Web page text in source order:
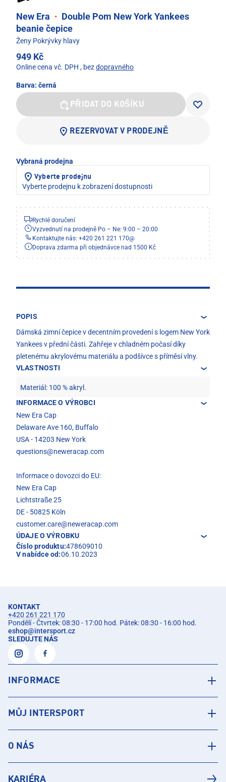
New Era · Double Pom New York Yankees
beanie čepice
Ženy Pokrývky hlavy
949 Kč
Online cena vč. DPH , bezdopravného
Barva: černá
PŘIDAT DO KOŠÍKU
REZERVOVAT V PRODEJNĚ
Vybraná prodejna
Vyberte prodejnu
Vyberte prodejnu k zobrazení dostupnosti
Rychlé doručení
Vyzvednutí na prodejně Po – Ne: 9:00 – 20:00
Kontaktujte nás: +420 261 221 170@
Doprava zdarma při objednávce nad 1500 Kč
POPIS
Dámská zimní čepice v decentním provedení s logem New York
Yankees v přední části. Zahřeje v chladném počasí díky
pletenému akrylovému materiálu a podšívce s příměsí vlny.
VLASTNOSTI
Materiál: 100 % akryl.
INFORMACE O VÝROBCI
New Era Cap
Delaware Ave 160, Buffalo
USA - 14203 New York
questions@neweracap.com
Informace o dovozci do EU:
New Era Cap
Lichtstraße 25
DE - 50825 Köln
customer.care@neweracap.com
ÚDAJE O VÝROBKU
Číslo produktu:478609010
V nabídce od:06.10.2023
KONTAKT
+420 261 221 170
Pondělí - Čtvrtek: 08:30 - 17:00 hod. Pátek: 08:30 - 16:00 hod.
eshop@intersport.cz
SLEDUJTE NÁS
INFORMACE
MŮJ INTERSPORT
O NÁS
KARIÉRA